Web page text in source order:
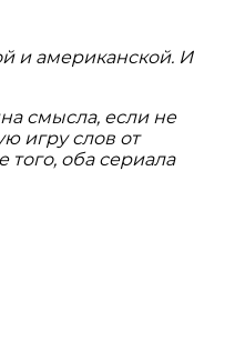
и американской. И
смысла, если не
игру слов от
оба сериала